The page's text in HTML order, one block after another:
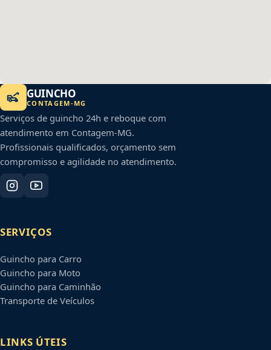
GUINCHO
CONTAGEM-MG
Serviços de guincho 24h e reboque com
atendimento em Contagem-MG.
Profissionais qualificados, orçamento sem
compromisso e agilidade no atendimento.
SERVIÇOS
Guincho para Carro
Guincho para Moto
Guincho para Caminhão
Transporte de Veículos
LINKS ÚTEIS